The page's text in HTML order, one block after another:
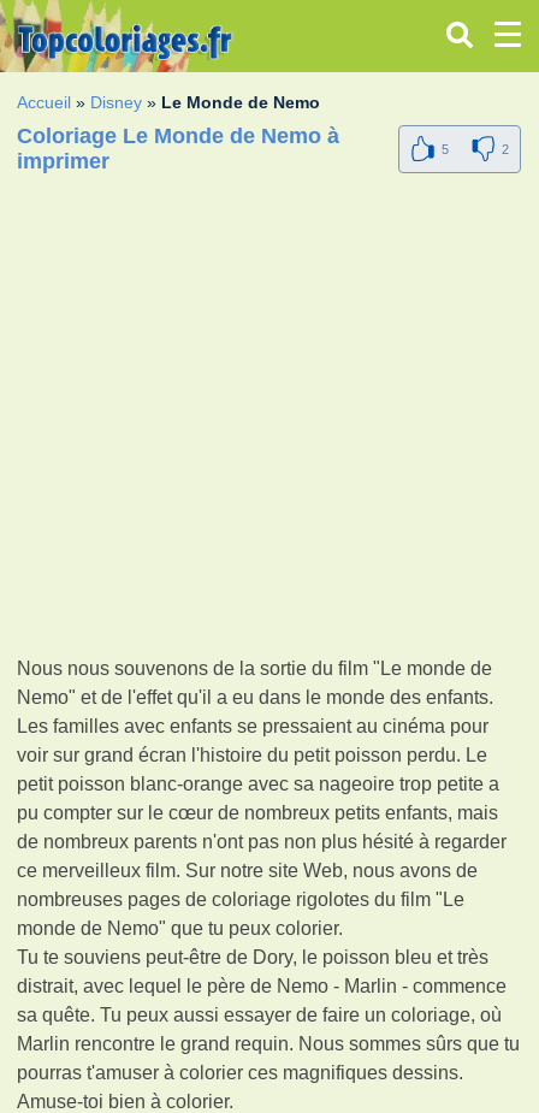
Accueil » Disney » Le Monde de Nemo
Coloriage Le Monde de Nemo à
imprimer
5 2
Nous nous souvenons de la sortie du film "Le monde de
Nemo" et de l'effet qu'il a eu dans le monde des enfants.
Les familles avec enfants se pressaient au cinéma pour
voir sur grand écran l'histoire du petit poisson perdu. Le
petit poisson blanc-orange avec sa nageoire trop petite a
pu compter sur le cœur de nombreux petits enfants, mais
de nombreux parents n'ont pas non plus hésité à regarder
ce merveilleux film. Sur notre site Web, nous avons de
nombreuses pages de coloriage rigolotes du film "Le
monde de Nemo" que tu peux colorier.
Tu te souviens peut-être de Dory, le poisson bleu et très
distrait, avec lequel le père de Nemo - Marlin - commence
sa quête. Tu peux aussi essayer de faire un coloriage, où
Marlin rencontre le grand requin. Nous sommes sûrs que tu
pourras t'amuser à colorier ces magnifiques dessins.
Amuse-toi bien à colorier.